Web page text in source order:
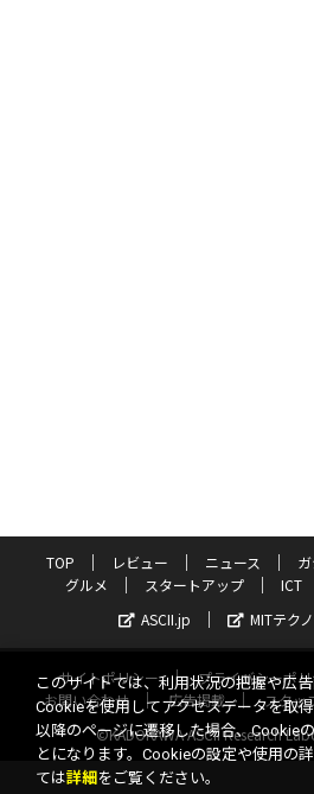
TOP レビュー ニュース
グルメ
スタートアップ ICT
ASCII.jp
MITテク
サイトポリシー プライバシーポ
お問い合わせ
広告掲載 スタッ
©KADOKAWA ASCII Research
このサイトでは、利用状況の把握や広告
Cookieを使用してアクセスデータを取
以降のページに遷移した場合、Cookie
とになります。Cookieの設定や使用の
ては詳細 をご覧ください。